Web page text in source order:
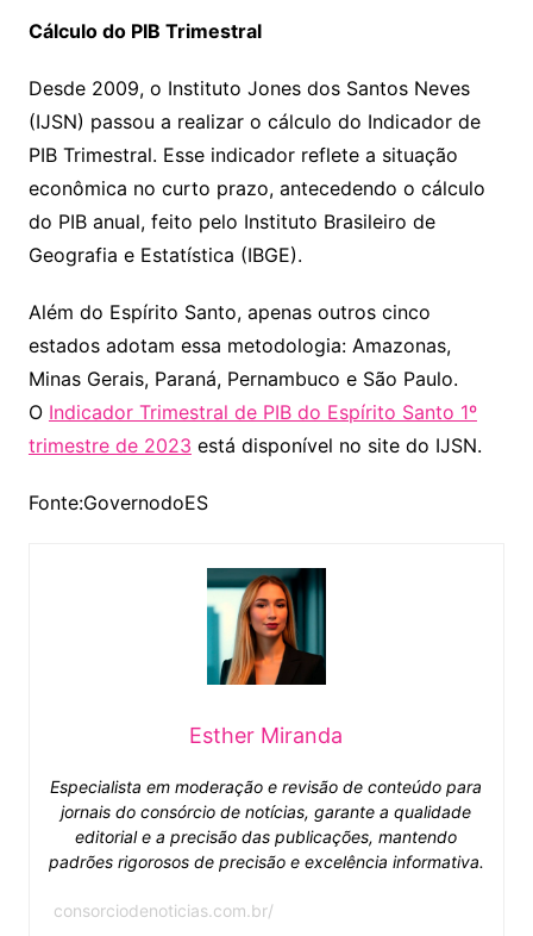
Cálculo do PIB Trimestral
Desde 2009, o Instituto Jones dos Santos Neves
(IJSN) passou a realizar o cálculo do Indicador de
PIB Trimestral. Esse indicador reflete a situação
econômica no curto prazo, antecedendo o cálculo
do PIB anual, feito pelo Instituto Brasileiro de
Geografia e Estatística (IBGE).
Além do Espírito Santo, apenas outros cinco
estados adotam essa metodologia: Amazonas,
Minas Gerais, Paraná, Pernambuco e São Paulo.
O Indicador Trimestral de PIB do Espírito Santo 1º
trimestre de 2023 está disponível no site do IJSN.
Fonte:GovernodoES
Esther Miranda
Especialista em moderação e revisão de conteúdo para
jornais do consórcio de notícias, garante a qualidade
editorial e a precisão das publicações, mantendo
padrões rigorosos de precisão e excelência informativa.
consorciodenoticias.com.br/